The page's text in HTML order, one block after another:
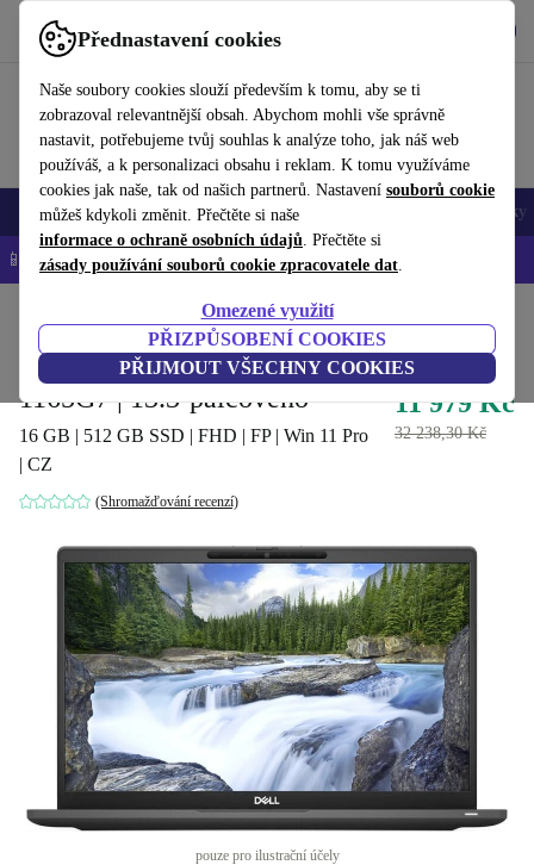
Přednastavení cookies
Naše soubory cookies slouží především k tomu, aby se ti
zobrazoval relevantnější obsah. Abychom mohli vše správně
nastavit, potřebujeme tvůj souhlas k analýze toho, jak náš web
používáš, a k personalizaci obsahu i reklam. K tomu využíváme
cookies jak naše, tak od našich partnerů. Nastavení souborů cookie
můžeš kdykoli změnit. Přečtěte si naše
informace o ochraně osobních údajů. Přečtěte si
zásady používání souborů cookie zpracovatele dat.
Omezené využití
PŘIZPŮSOBENÍ COOKIES
PŘIJMOUT VŠECHNY COOKIES
Používejte refurbed rychle a snadno
Mobily a smartphony Notebooky Tablety Doplňky
📱 -5 % NAVÍC na všechny iPhony – kód: IPHONEDEAL-
Notebooky Notebooky Dell
Dell Inspiron 7320 | i7-
1165G7 | 13.3-palcového
16 GB | 512 GB SSD | FHD | FP | Win 11 Pro
| CZ
(Shromažďování recenzí)
11 979 Kč
32 238,30 Kč
pouze pro ilustrační účely